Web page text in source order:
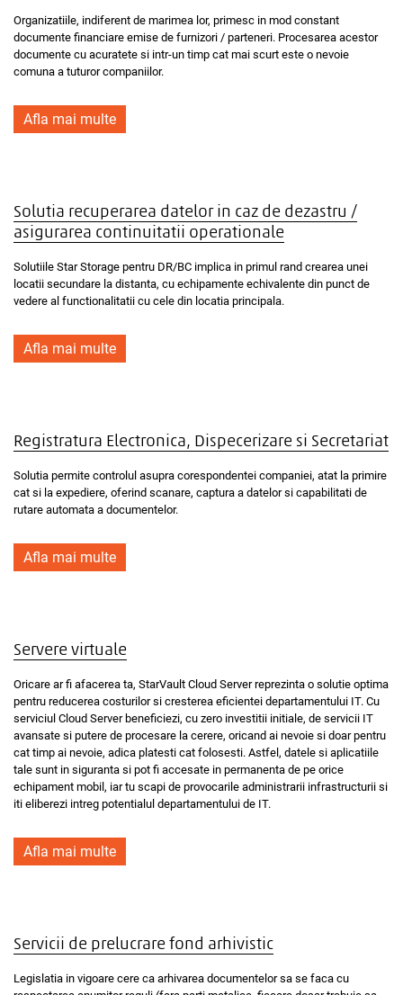
Organizatiile, indiferent de marimea lor, primesc in mod constant
documente financiare emise de furnizori / parteneri. Procesarea acestor
documente cu acuratete si intr-un timp cat mai scurt este o nevoie
comuna a tuturor companiilor.
Afla mai multe
Solutia recuperarea datelor in caz de dezastru /
asigurarea continuitatii operationale
Solutiile Star Storage pentru DR/BC implica in primul rand crearea unei
locatii secundare la distanta, cu echipamente echivalente din punct de
vedere al functionalitatii cu cele din locatia principala.
Afla mai multe
Registratura Electronica, Dispecerizare si Secretariat
Solutia permite controlul asupra corespondentei companiei, atat la primire
cat si la expediere, oferind scanare, captura a datelor si capabilitati de
rutare automata a documentelor.
Afla mai multe
Servere virtuale
Oricare ar fi afacerea ta, StarVault Cloud Server reprezinta o solutie optima
pentru reducerea costurilor si cresterea eficientei departamentului IT. Cu
serviciul Cloud Server beneficiezi, cu zero investitii initiale, de servicii IT
avansate si putere de procesare la cerere, oricand ai nevoie si doar pentru
cat timp ai nevoie, adica platesti cat folosesti. Astfel, datele si aplicatiile
tale sunt in siguranta si pot fi accesate in permanenta de pe orice
echipament mobil, iar tu scapi de provocarile administrarii infrastructurii si
iti eliberezi intreg potentialul departamentului de IT.
Afla mai multe
Servicii de prelucrare fond arhivistic
Legislatia in vigoare cere ca arhivarea documentelor sa se faca cu